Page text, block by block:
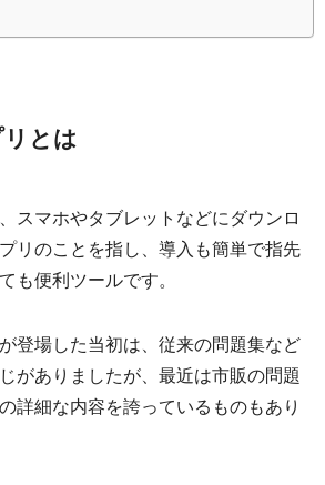
とは
スマホやタブレットなどにダウンロ
リのことを指し、導入も簡単で指先
も便利ツールです。
登場した当初は、従来の問題集など
がありましたが、最近は市販の問題
詳細な内容を誇っているものもあり